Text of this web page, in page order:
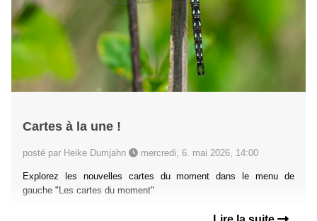
Cartes à la une !
posté par Heike Dumjahn mercredi, 6. mai 2026, 14:00
Explorez les nouvelles cartes du moment dans le menu de
gauche "Les cartes du moment"